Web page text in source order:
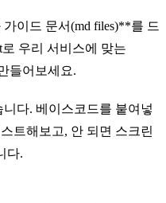
이드 문서(md files)**를 드
우리 서비스에 맞는
들어보세요.
니다. 베이스코드를 붙여넣
트해보고, 안 되면 스크린
다.